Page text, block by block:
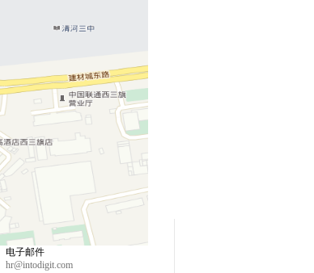
电子邮件
hr@intodigit.com